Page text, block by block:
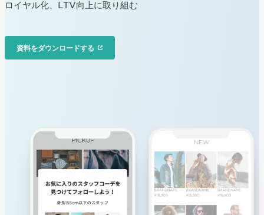
ロイヤル化、LTV向上に取り組む
資料をダウンロードする